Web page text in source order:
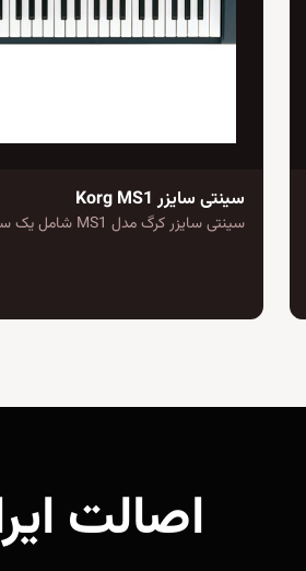
سینتی سایزر Korg MS1
سینتی سایزر کرگ مدل MS1 شامل یک سال…
اصالت